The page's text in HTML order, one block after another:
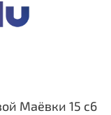
Маёвки 15 с6